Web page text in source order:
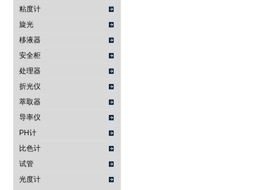
粘度计
旋光
移液器
安全柜
处理器
折光仪
萃取器
导率仪
PH计
比色计
试管
光度计